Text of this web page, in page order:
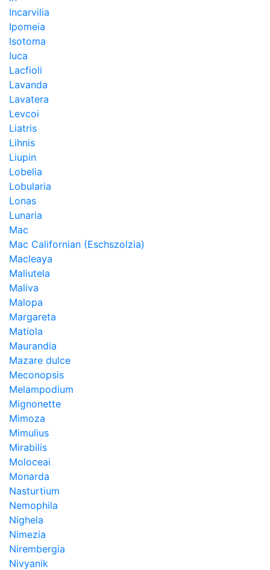
Incarvilia
Ipomeia
Isotoma
Iuca
Lacfioli
Lavanda
Lavatera
Levcoi
Liatris
Lihnis
Liupin
Lobelia
Lobularia
Lonas
Lunaria
Mac
Mac Californian (Eschszolzia)
Macleaya
Maliutela
Maliva
Malopa
Margareta
Matiola
Maurandia
Mazare dulce
Meconopsis
Melampodium
Mignonette
Mimoza
Mimulius
Mirabilis
Moloceai
Monarda
Nasturtium
Nemophila
Nighela
Nimezia
Nirembergia
Nivyanik